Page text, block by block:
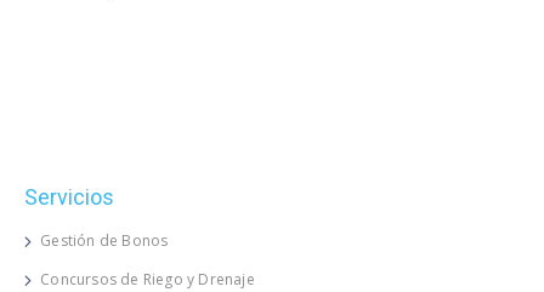
Servicios
Gestión de Bonos
Concursos de Riego y Drenaje